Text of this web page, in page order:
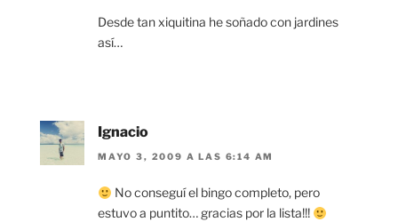
Desde tan xiquitina he soñado con jardines
así…
Ignacio
MAYO 3, 2009 A LAS 6:14 AM
No conseguí el bingo completo, pero
estuvo a puntito… gracias por la lista!!!